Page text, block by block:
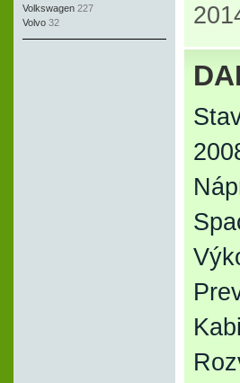
Volkswagen 227
Volvo 32